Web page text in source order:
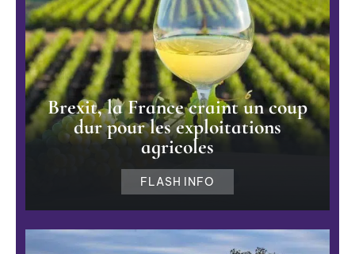
Brexit, la France craint un coup
dur pour les exploitations
agricoles
FLASH INFO